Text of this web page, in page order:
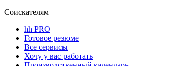
Соискателям
hh PRO
Готовое резюме
Все сервисы
Хочу у вас работать